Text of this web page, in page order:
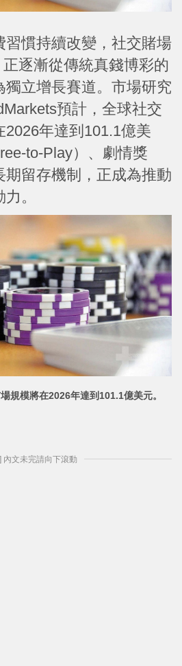
習慣持續改變，社交賭場
正逐漸從傳統真錢博彩的
獨立增長賽道。市場研究
預計，全球社交
年達到101.1億美
to-Play）、劇情獎
期留存機制，正成為推動
。
規模將在2026年達到101.1億美元。
內文未完請向下滾動